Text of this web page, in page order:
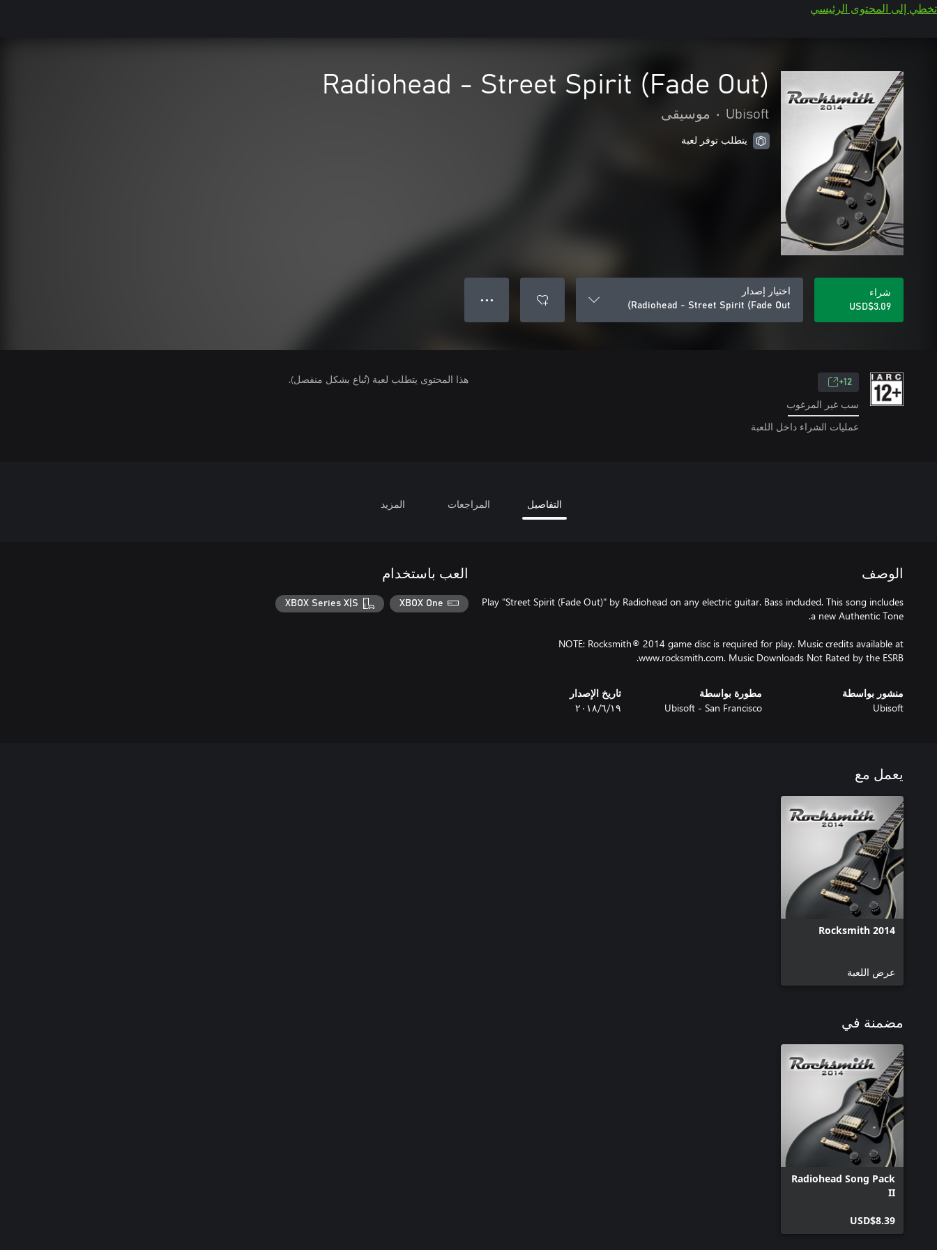
تخطي إلى المحتوى الرئيسي
Radiohead - Street Spirit (Fade Out)
Ubisoft
• موسيقى
يتطلب توفر لعبة
شراء
USD$3.09
اختيار إصدار
Radiohead - Street Spirit (Fade Out)
● ● ●
12+
سب غير المرغوب
عمليات الشراء داخل اللعبة
هذا المحتوى يتطلب لعبة (تُباع بشكل منفصل).
التفاصيل المراجعات المزيد
الوصف
Play "Street Spirit (Fade Out)" by Radiohead on any electric guitar. Bass included. This song includes
NOTE: Rocksmith® 2014 game disc is required for play. Music credits available at
www.rocksmith.com. Music Downloads Not Rated by the ESRB.
منشور بواسطة
Ubisoft
مطورة بواسطة
Ubisoft - San Francisco
تاريخ الإصدار
١٩‏/٦‏/٢٠١٨
العب باستخدام
XBOX One
XBOX Series X|S
يعمل مع
Rocksmith 2014
عرض اللعبة
مضمنة في
Radiohead Song Pack
II
USD$8.39